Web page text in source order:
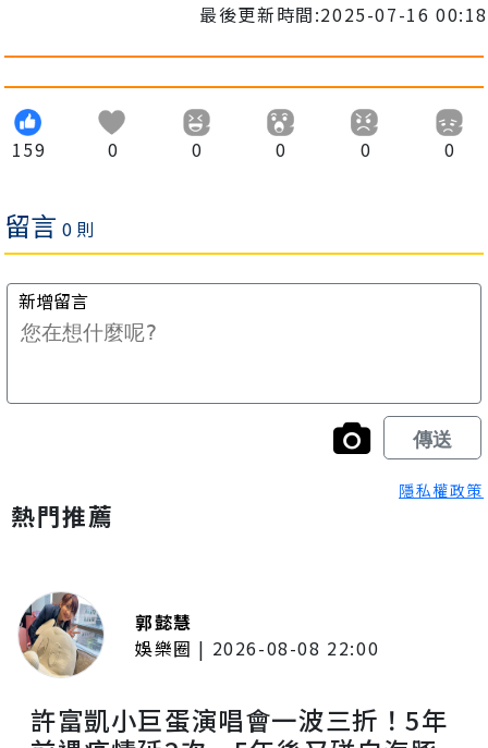
最後更新時間:2025-07-16 00:18
159 0 0 0 0 0
隱私權政策
熱門推薦
郭懿慧
娛樂圈 | 2026-08-08 22:00
許富凱小巨蛋演唱會一波三折！5年